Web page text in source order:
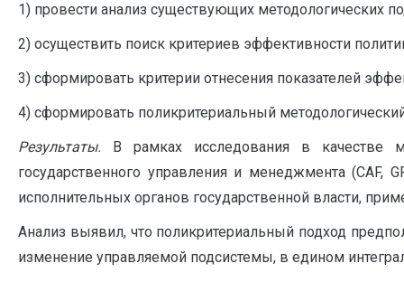
1) провести анализ существующих методологических
2) осуществить поиск критериев эффективности
3) сформировать критерии отнесения показателей
4) сформировать поликритериальный
Результаты. В рамках исследования в качестве
государственного управления и менеджмента (CAF,
исполнительных органов государственной власти,
Анализ выявил, что поликритериальный подход
изменение управляемой подсистемы, в едином